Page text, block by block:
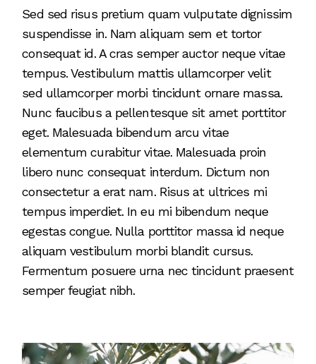
Sed sed risus pretium quam vulputate dignissim
suspendisse in. Nam aliquam sem et tortor
consequat id. A cras semper auctor neque vitae
tempus. Vestibulum mattis ullamcorper velit
sed ullamcorper morbi tincidunt ornare massa.
Nunc faucibus a pellentesque sit amet porttitor
eget. Malesuada bibendum arcu vitae
elementum curabitur vitae. Malesuada proin
libero nunc consequat interdum. Dictum non
consectetur a erat nam. Risus at ultrices mi
tempus imperdiet. In eu mi bibendum neque
egestas congue. Nulla porttitor massa id neque
aliquam vestibulum morbi blandit cursus.
Fermentum posuere urna nec tincidunt praesent
semper feugiat nibh.